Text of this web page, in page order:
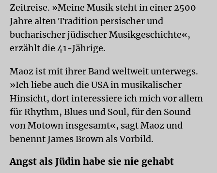
Zeitreise. »Meine Musik steht in einer 2500
Jahre alten Tradition persischer und
bucharischer jüdischer Musikgeschichte«,
erzählt die 41-Jährige.
Maoz ist mit ihrer Band weltweit unterwegs.
»Ich liebe auch die USA in musikalischer
Hinsicht, dort interessiere ich mich vor allem
für Rhythm, Blues und Soul, für den Sound
von Motown insgesamt«, sagt Maoz und
benennt James Brown als Vorbild.
Angst als Jüdin habe sie nie gehabt